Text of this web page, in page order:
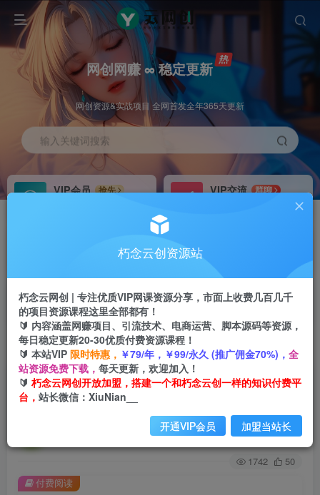
网创网赚 ∞ 稳定更新
网创资源&实战项目 全网首发全年365天更新
输入关键词搜索
VIP会员
抢先
VIP交流
群聊
研究探讨更多创业项目路子。
会员专属推广链接
四导航 导航
APP下载
GO
首页 创业课程 会员免费 正文
绿茶主播的自我修养，写给所有主播的生存指南，
首次公开绿茶主播的成功秘诀
关注 私信
1742 50
付费阅读
朽念云创资源站
朽念云网创 | 专注优质VIP网课资源分享，市面上收费几百几千
的项目资源课程这里全部都有！
🔰 内容涵盖网赚项目、引流技术、电商运营、脚本源码等资源，
每日稳定更新20-30优质付费资源课程！
🔰 本站VIP 限时特惠， ￥79/年，￥99/永久 (推广佣金70%)， 全
站资源免费下载， 每天更新，欢迎加入！
🔰 朽念云网创开放加盟，搭建一个和朽念云创一样的知识付费平
台， 站长微信：XiuNian__
开通VIP会员 加盟当站长